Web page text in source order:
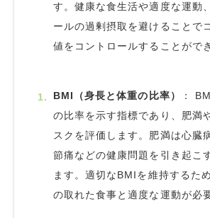
す。健康な食生活や適度な運動
ールの過剰摂取を避けることで
値をコントロールすることがで
BMI（身長と体重の比率） ：
の比率を示す指標であり、肥満
スクを評価します。肥満は心臓
節痛などの健康問題を引き起こ
ます。適切なBMIを維持するた
の取れた食事と適度な運動が必